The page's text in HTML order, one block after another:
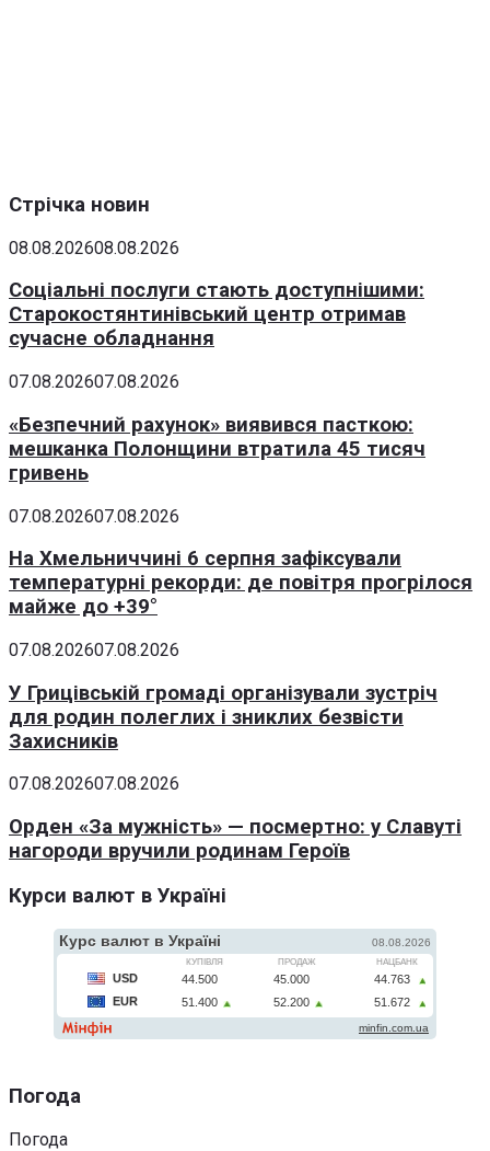
Стрічка новин
08.08.202608.08.2026
Соціальні послуги стають доступнішими:
Старокостянтинівський центр отримав
сучасне обладнання
07.08.202607.08.2026
«Безпечний рахунок» виявився пасткою:
мешканка Полонщини втратила 45 тисяч
гривень
07.08.202607.08.2026
На Хмельниччині 6 серпня зафіксували
температурні рекорди: де повітря прогрілося
майже до +39°
07.08.202607.08.2026
У Грицівській громаді організували зустріч
для родин полеглих і зниклих безвісти
Захисників
07.08.202607.08.2026
Орден «За мужність» — посмертно: у Славуті
нагороди вручили родинам Героїв
Курси валют в Україні
Погода
Погода